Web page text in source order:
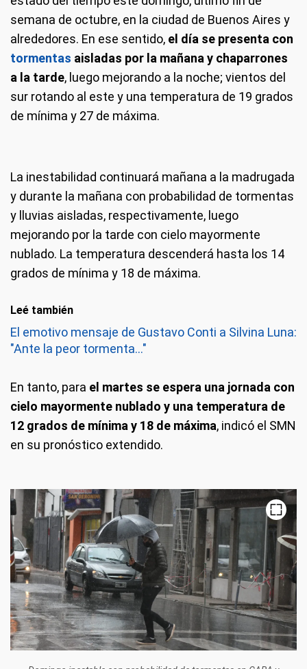
semana de octubre, en la ciudad de Buenos Aires y
alrededores. En ese sentido, el día se presenta con
tormentas aisladas por la mañana y chaparrones
a la tarde, luego mejorando a la noche; vientos del
sur rotando al este y una temperatura de 19 grados
de mínima y 27 de máxima.
La inestabilidad continuará mañana a la madrugada
y durante la mañana con probabilidad de tormentas
y lluvias aisladas, respectivamente, luego
mejorando por la tarde con cielo mayormente
nublado. La temperatura descenderá hasta los 14
grados de mínima y 18 de máxima.
Leé también
El emotivo mensaje de Gustavo Conti a Silvina Luna:
"Ante la peor tormenta..."
En tanto, para el martes se espera una jornada con
cielo mayormente nublado y una temperatura de
12 grados de mínima y 18 de máxima, indicó el SMN
en su pronóstico extendido.